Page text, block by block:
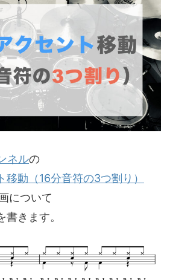
ネルの
移動（16分音符の3つ割り）
について
きます。